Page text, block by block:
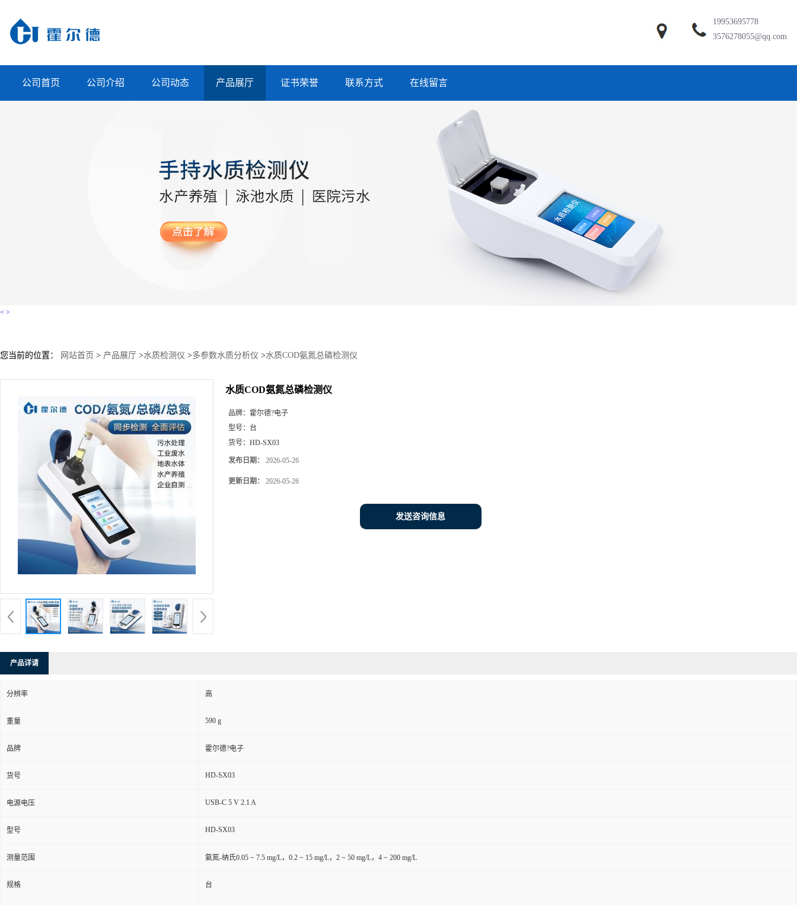
19953695778
3576278055@qq.com
公司首页 公司介绍 公司动态 产品展厅 证书荣誉 联系方式 在线留言
< >
您当前的位置： 网站首页 > 产品展厅 >水质检测仪 >多参数水质分析仪 >水质COD氨氮总磷检测仪
水质COD氨氮总磷检测仪
品牌： 霍尔德?电子
型号： 台
货号： HD-SX03
发布日期： 2026-05-26
更新日期： 2026-05-26
发送咨询信息
产品详请
分辨率 高
重量 590 g
品牌 霍尔德?电子
货号 HD-SX03
电源电压 USB-C 5 V 2.1 A
型号 HD-SX03
测量范围 氨氮-纳氏0.05 ~ 7.5 mg/L，0.2 ~ 15 mg/L，2 ~ 50 mg/L，4 ~ 200 mg/L
规格 台